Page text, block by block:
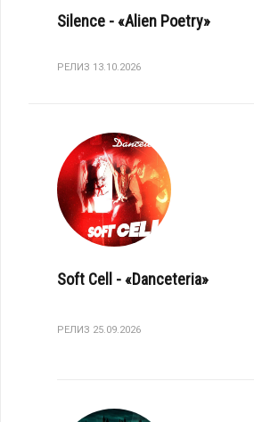
Silence - «Alien Poetry»
РЕЛИЗ 13.10.2026
Soft Cell - «Danceteria»
РЕЛИЗ 25.09.2026